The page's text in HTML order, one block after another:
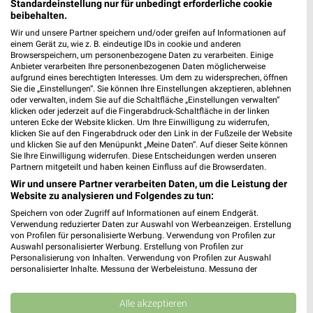
3 Filialen
Tedi Hammersbach
Am Lachbach 11
63546 Hammersbach
Heute 09:00 - 20:00 Uhr | Geöffnet
9,68 km
TEDİ Gelnhausen
Freigerichter Str. 2
63571 Gelnhausen
10,99 km
Hailerer Str. 15
63571 Gelnhausen
Standardeinstellung nur für unbedingt erforderliche cookie
beibehalten.
Wir und unsere Partner speichern und/oder greifen auf Informationen auf
einem Gerät zu, wie z. B. eindeutige IDs in cookie und anderen
Browserspeichern, um personenbezogene Daten zu verarbeiten. Einige
Anbieter verarbeiten Ihre personenbezogenen Daten möglicherweise
aufgrund eines berechtigten Interesses. Um dem zu widersprechen, öffnen
Sie die „Einstellungen“. Sie können Ihre Einstellungen akzeptieren, ablehnen
oder verwalten, indem Sie auf die Schaltfläche „Einstellungen verwalten“
klicken oder jederzeit auf die Fingerabdruck-Schaltfläche in der linken
unteren Ecke der Website klicken. Um Ihre Einwilligung zu widerrufen,
klicken Sie auf den Fingerabdruck oder den Link in der Fußzeile der Website
und klicken Sie auf den Menüpunkt „Meine Daten“. Auf dieser Seite können
Sie Ihre Einwilligung widerrufen. Diese Entscheidungen werden unseren
Partnern mitgeteilt und haben keinen Einfluss auf die Browserdaten.
Wir und unsere Partner verarbeiten Daten, um die Leistung der
Website zu analysieren und Folgendes zu tun:
Speichern von oder Zugriff auf Informationen auf einem Endgerät.
Verwendung reduzierter Daten zur Auswahl von Werbeanzeigen. Erstellung
von Profilen für personalisierte Werbung. Verwendung von Profilen zur
Auswahl personalisierter Werbung. Erstellung von Profilen zur
Personalisierung von Inhalten. Verwendung von Profilen zur Auswahl
personalisierter Inhalte. Messung der Werbeleistung. Messung der
Kombinationen von Daten aus verschiedenen Quellen. Entwicklung und
Verbesserung der Angebote. Verwendung reduzierter Daten zur Auswahl
Alle akzeptieren